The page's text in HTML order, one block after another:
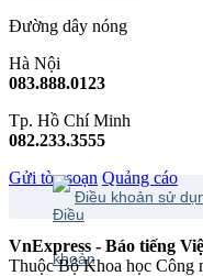
Đường dây nóng
Hà Nội
083.888.0123
Tp. Hồ Chí Minh
082.233.3555
Gửi tòa soạn Quảng cáo
Điều khoản sử
VnExpress - Báo tiếng
Thuộc Bộ Khoa học Công